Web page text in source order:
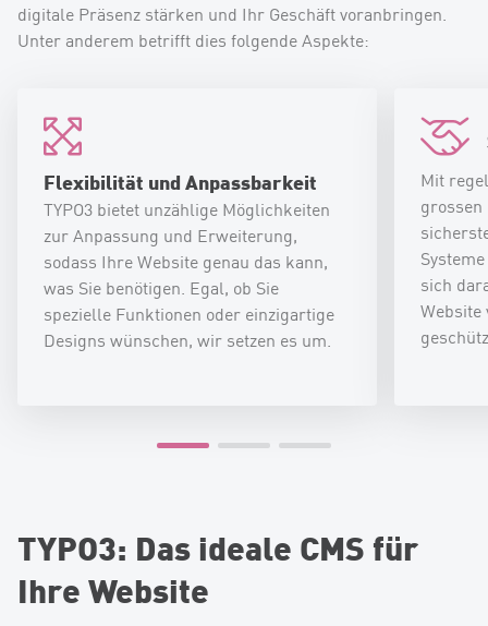
digitale Präsenz stärken und Ihr Geschäft voranbringen.
Unter anderem betrifft dies folgende Aspekte:
Flexibilität und Anpassbarkeit
TYPO3 bietet unzählige Möglichkeiten
zur Anpassung und Erweiterung,
sodass Ihre Website genau das kann,
was Sie benötigen. Egal, ob Sie
spezielle Funktionen oder einzigartige
Designs wünschen, wir setzen es um.
Mit
grossen
sich
Website
TYPO3: Das ideale CMS für
Ihre Website